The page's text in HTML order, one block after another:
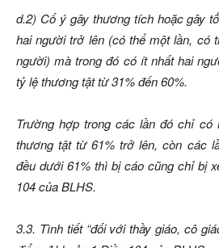
d.2) Cố ý gây thương tích hoặc gây
hai người trở lên (có thể một lần, có
người) mà trong đó có ít nhất hai
tỷ lệ thương tật từ 31% đến 60%.
Trường hợp trong các lần đó chỉ
thương tật từ 61% trở lên, còn các
đều dưới 61% thì bị cáo cũng chỉ bị
104 của BLHS.
3.3. Tình tiết “đối với thầy giáo, cô